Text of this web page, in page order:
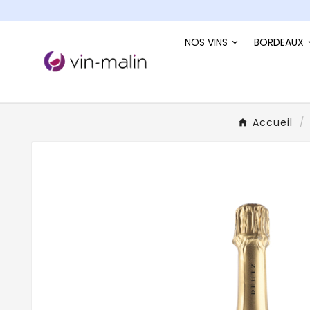
NOS VINS BORDEAUX
Accueil